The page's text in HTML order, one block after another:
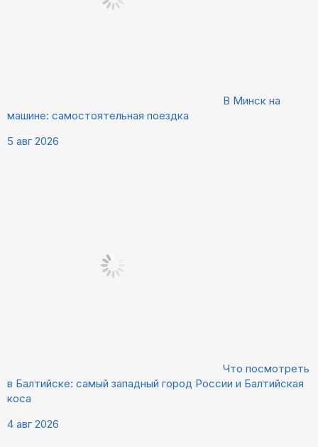
В Минск на
машине: самостоятельная поездка
5 авг 2026
Что посмотреть
в Балтийске: самый западный город России и Балтийская
коса
4 авг 2026